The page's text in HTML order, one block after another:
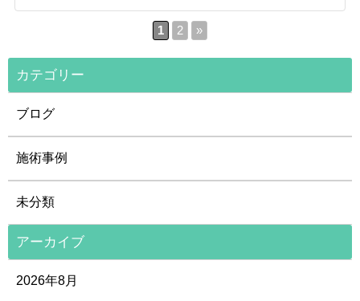
1 2 »
カテゴリー
ブログ
施術事例
未分類
アーカイブ
2026年8月